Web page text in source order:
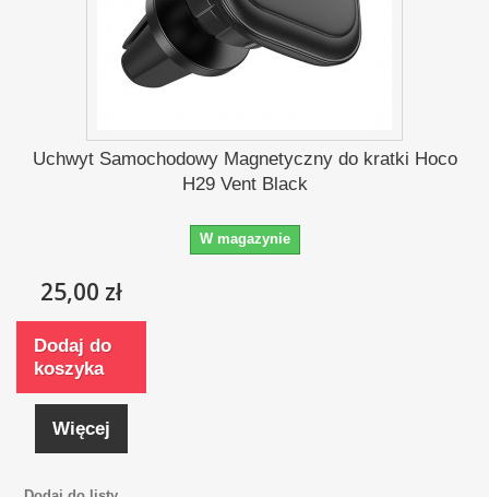
Uchwyt Samochodowy Magnetyczny do kratki Hoco
H29 Vent Black
W magazynie
25,00 zł
Dodaj do
koszyka
Więcej